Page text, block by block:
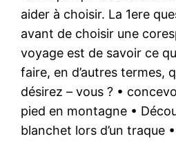
aider à choisir. La 1ere
avant de choisir une
voyage est de savoir ce
faire, en d’autres termes,
désirez – vous ? •
pied en montagne •
blanchet lors d’un traque